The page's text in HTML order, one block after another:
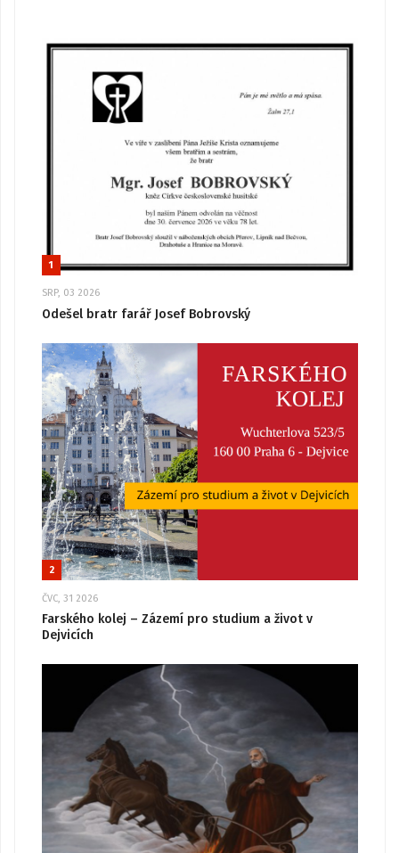
1
SRP, 03 2026
Odešel bratr farář Josef Bobrovský
2
ČVC, 31 2026
Farského kolej – Zázemí pro studium a život v
Dejvicích